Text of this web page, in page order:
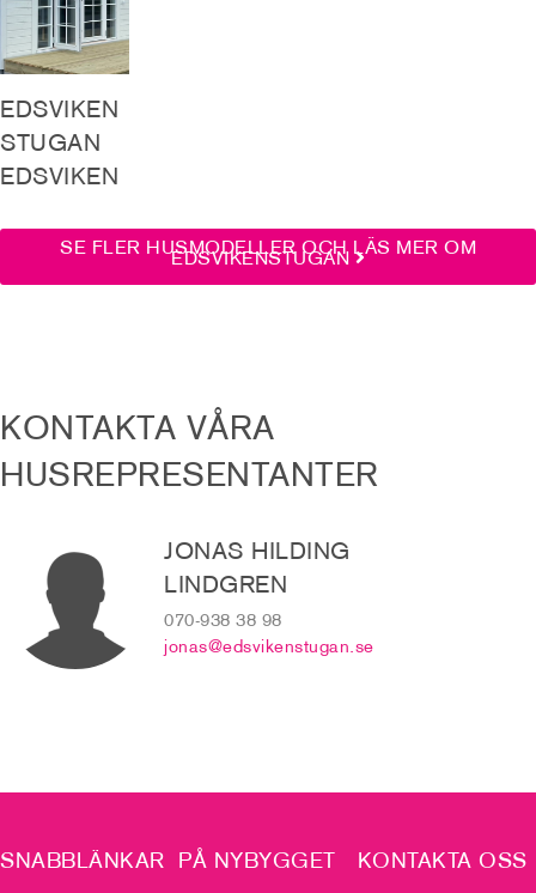
EDSVIKEN
STUGAN
EDSVIKEN
SE FLER HUSMODELLER OCH LÄS MER OM
EDSVIKENSTUGAN
KONTAKTA VÅRA
HUSREPRESENTANTER
JONAS HILDING
LINDGREN
070-938 38 98
jonas@edsvikenstugan.se
SNABBLÄNKAR PÅ NYBYGGET KONTAKTA OSS